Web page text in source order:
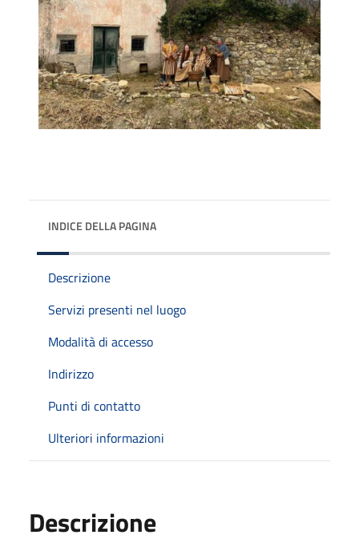
INDICE DELLA PAGINA
Descrizione
Servizi presenti nel luogo
Modalità di accesso
Indirizzo
Punti di contatto
Ulteriori informazioni
Descrizione